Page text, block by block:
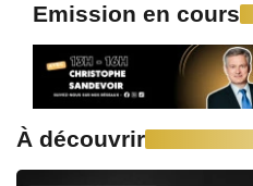
Emission en cours
À découvrir